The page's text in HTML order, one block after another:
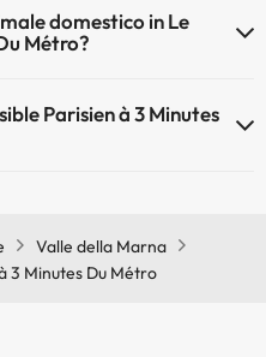
domestico in Le
Métro?
Parisien à 3 Minutes
Valle della Marna
3 Minutes Du Métro